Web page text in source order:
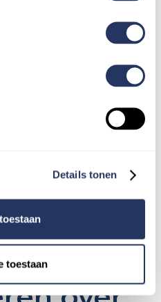
Details tonen
toestaan
de beste hulp
hulp met